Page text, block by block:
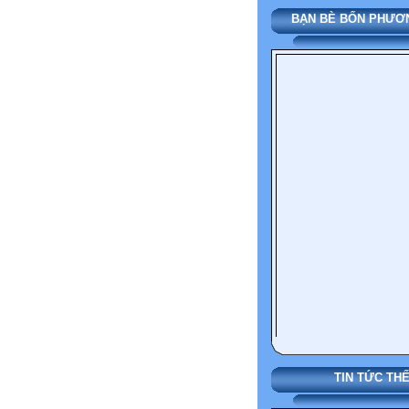
BẠN BÈ BỐN
TIN TỨC THẾ GIỚI